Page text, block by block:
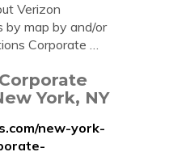
Verizon
by map by and/or
Corporate …
York, NY
new-york-